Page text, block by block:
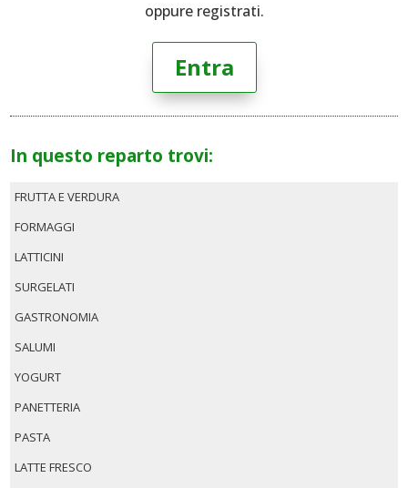
oppure registrati.
Entra
In questo reparto trovi:
FRUTTA E VERDURA
FORMAGGI
LATTICINI
SURGELATI
GASTRONOMIA
SALUMI
YOGURT
PANETTERIA
PASTA
LATTE FRESCO